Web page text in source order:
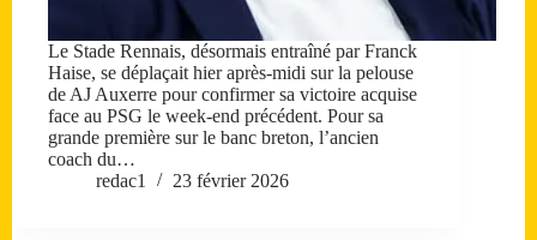
Le Stade Rennais, désormais entraîné par Franck
Haise, se déplaçait hier après-midi sur la pelouse
de AJ Auxerre pour confirmer sa victoire acquise
face au PSG le week-end précédent. Pour sa
grande première sur le banc breton, l’ancien
coach du…
redac1
23 février 2026